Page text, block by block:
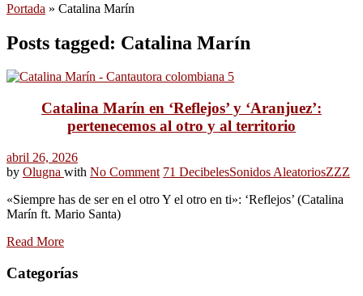
Portada » Catalina Marín
Posts tagged: Catalina Marín
Catalina Marín en ‘Reflejos’ y ‘Aranjuez’:
pertenecemos al otro y al territorio
abril 26, 2026
by Olugna with No Comment 71 DecibelesSonidos AleatoriosZZZ
«Siempre has de ser en el otro Y el otro en ti»: ‘Reflejos’ (Catalina
Marín ft. Mario Santa)
Read More
Categorías